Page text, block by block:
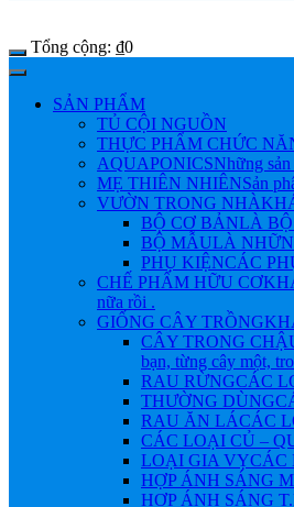
Tổng cộng: ₫0
SẢN PHẨM
TỦ CỘI NGUỒN
THỰC PHẨM CHỨC
AQUAPONICSNhững
MẸ THIÊN NHIÊNSản
VƯỜN TRONG NHÀ
BỘ CƠ BẢNLÀ
BỘ MẪULÀ
PHỤ KIỆNCÁC
CHẾ PHẨM HỮU CƠ
nữa rồi .
GIỐNG CÂY TRỒNG
CÂY TRONG
bạn, từng cây một,
RAU RỪNGCÁC
THƯỜNG DÙNG
RAU ĂN LÁCÁC
CÁC LOẠI CỦ –
LOẠI GIA VỴCÁC
HỢP ÁNH SÁNG
HỢP ÁNH SÁNG